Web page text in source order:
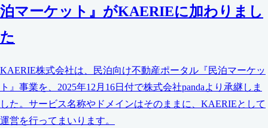
泊マーケット』がKAERIEに加わりまし
た
KAERIE株式会社は、民泊向け不動産ポータル『民泊マーケッ
ト』事業を、2025年12月16日付で株式会社pandaより承継しま
した。サービス名称やドメインはそのままに、KAERIEとして
運営を行ってまいります。